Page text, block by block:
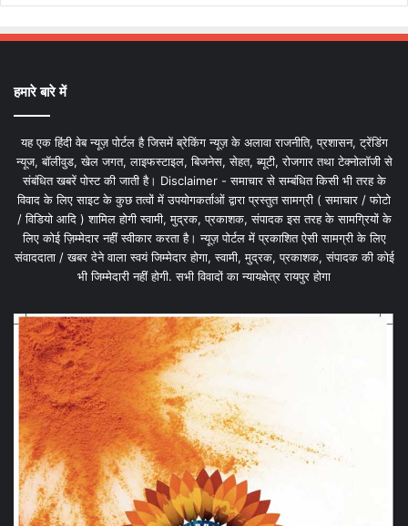
हमारे बारे में
यह एक हिंदी वेब न्यूज़ पोर्टल है जिसमें ब्रेकिंग न्यूज़ के अलावा राजनीति, प्रशासन, ट्रेंडिंग
न्यूज, बॉलीवुड, खेल जगत, लाइफस्टाइल, बिजनेस, सेहत, ब्यूटी, रोजगार तथा टेक्नोलॉजी से
संबंधित खबरें पोस्ट की जाती है। Disclaimer - समाचार से सम्बंधित किसी भी तरह के
विवाद के लिए साइट के कुछ तत्वों में उपयोगकर्ताओं द्वारा प्रस्तुत सामग्री ( समाचार / फोटो
/ विडियो आदि ) शामिल होगी स्वामी, मुद्रक, प्रकाशक, संपादक इस तरह के सामग्रियों के
लिए कोई ज़िम्मेदार नहीं स्वीकार करता है। न्यूज़ पोर्टल में प्रकाशित ऐसी सामग्री के लिए
संवाददाता / खबर देने वाला स्वयं जिम्मेदार होगा, स्वामी, मुद्रक, प्रकाशक, संपादक की कोई
भी जिम्मेदारी नहीं होगी. सभी विवादों का न्यायक्षेत्र रायपुर होगा